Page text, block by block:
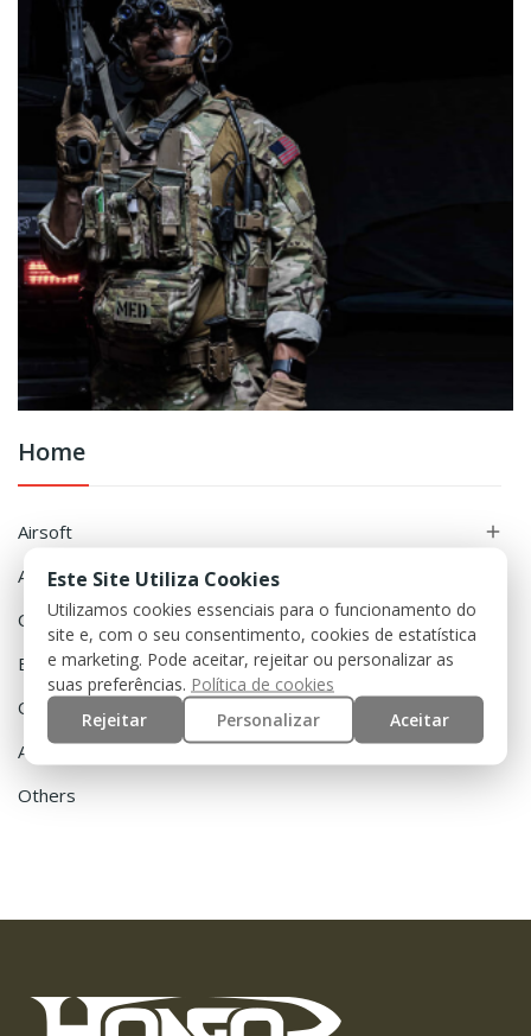
Home
Airsoft 
Accessories
Clothing
Equipment
Outdoor 
Airguns
Others
Este Site Utiliza Cookies
Utilizamos cookies essenciais para o funcionamento do
site e, com o seu consentimento, cookies de estatística
e marketing. Pode aceitar, rejeitar ou personalizar as
suas preferências. Política de cookies
Rejeitar
Personalizar Aceitar